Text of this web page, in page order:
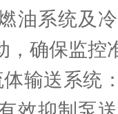
油系统及
，确保监控
送系统：